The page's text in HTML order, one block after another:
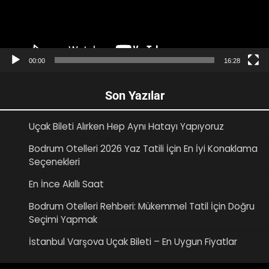
00:00 16:28
Son Yazılar
Uçak Bileti Alırken Hep Aynı Hatayı Yapıyoruz
Bodrum Otelleri 2026 Yaz Tatili İçin En İyi Konaklama
Seçenekleri
En İnce Akıllı Saat
Bodrum Otelleri Rehberi: Mükemmel Tatil İçin Doğru
Seçimi Yapmak
İstanbul Varşova Uçak Bileti – En Uygun Fiyatlar